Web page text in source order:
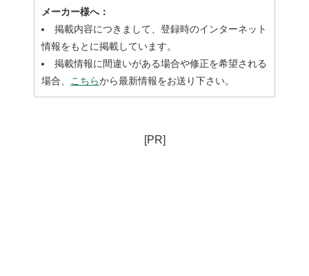
メーカー様へ：
掲載内容につきまして、登録時のインターネット
情報をもとに掲載しています。
掲載情報に間違いがある場合や修正を希望される
場合、
こちらから最新情報をお送り下さい。
[PR]